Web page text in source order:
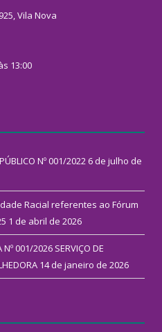
Vila Nova
13:00
Nº 001/2022 6 de julho de
Racial referentes ao Fórum
1 de abril de 2026
Nº 001/2026 SERVIÇO DE
14 de janeiro de 2026